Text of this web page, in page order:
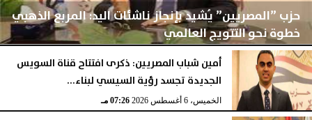
حزب ”المصريين” يُشيد بإنجاز ناشئات اليد: المربع الذهبي
خطوة نحو التتويج العالمي
الخميس، 6 أغسطس 2026 10:00 مـ
أمين شباب المصريين: ذكرى افتتاح قناة السويس
الجديدة تجسد رؤية السيسي لبناء...
الخميس، 6 أغسطس 2026 07:26 مـ